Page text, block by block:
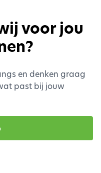
voor jou
en denken graag
past bij jouw